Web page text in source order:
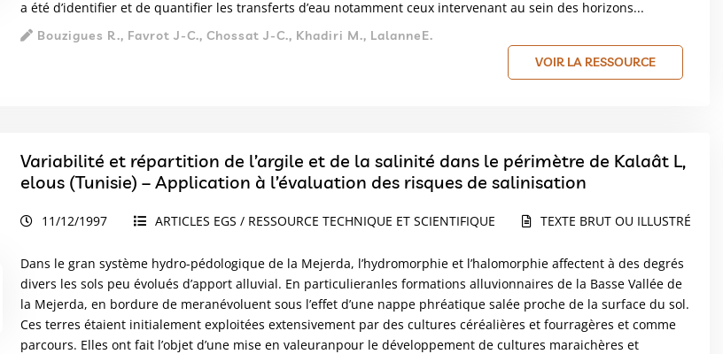
a été d’identifier et de quantifier les transferts d’eau notamment ceux intervenant au sein des horizons...
Bouzigues R., Favrot J-C., Chossat J-C., Khadiri M., LalanneE.
VOIR LA RESSOURCE
Variabilité et répartition de l’argile et de la salinité dans le périmètre de Kalaât L,
elous (Tunisie) – Application à l’évaluation des risques de salinisation
11/12/1997 ARTICLES EGS / RESSOURCE TECHNIQUE ET SCIENTIFIQUE TEXTE BRUT OU ILLUSTRÉ
Dans le gran système hydro-pédologique de la Mejerda, l’hydromorphie et l’halomorphie affectent à des degrés
divers les sols peu évolués d’apport alluvial. En particulieranles formations alluvionnaires de la Basse Vallée de
la Mejerda, en bordure de meranévoluent sous l’effet d’une nappe phréatique salée proche de la surface du sol.
Ces terres étaient initialement exploitées extensivement par des cultures céréalières et fourragères et comme
parcours. Elles ont fait l’objet d’une mise en valeuranpour le développement de cultures maraichères et